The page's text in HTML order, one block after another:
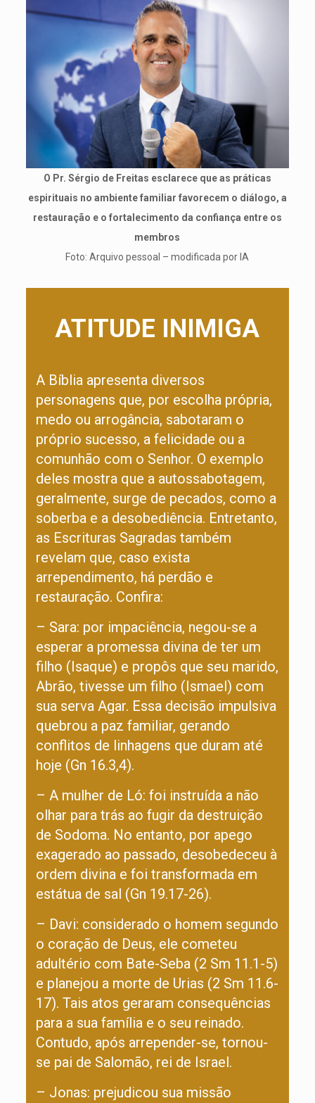
O Pr. Sérgio de Freitas esclarece que as práticas
espirituais no ambiente familiar favorecem o diálogo, a
restauração e o fortalecimento da confiança entre os
membros
Foto: Arquivo pessoal – modificada por IA
ATITUDE INIMIGA
A Bíblia apresenta diversos
personagens que, por escolha própria,
medo ou arrogância, sabotaram o
próprio sucesso, a felicidade ou a
comunhão com o Senhor. O exemplo
deles mostra que a autossabotagem,
geralmente, surge de pecados, como a
soberba e a desobediência. Entretanto,
as Escrituras Sagradas também
revelam que, caso exista
arrependimento, há perdão e
restauração. Confira:
– Sara: por impaciência, negou-se a
esperar a promessa divina de ter um
filho (Isaque) e propôs que seu marido,
Abrão, tivesse um filho (Ismael) com
sua serva Agar. Essa decisão impulsiva
quebrou a paz familiar, gerando
conflitos de linhagens que duram até
hoje (Gn 16.3,4).
– A mulher de Ló: foi instruída a não
olhar para trás ao fugir da destruição
de Sodoma. No entanto, por apego
exagerado ao passado, desobedeceu à
ordem divina e foi transformada em
estátua de sal (Gn 19.17-26).
– Davi: considerado o homem segundo
o coração de Deus, ele cometeu
adultério com Bate-Seba (2 Sm 11.1-5)
e planejou a morte de Urias (2 Sm 11.6-
17). Tais atos geraram consequências
para a sua família e o seu reinado.
Contudo, após arrepender-se, tornou-
se pai de Salomão, rei de Israel.
– Jonas: prejudicou sua missão